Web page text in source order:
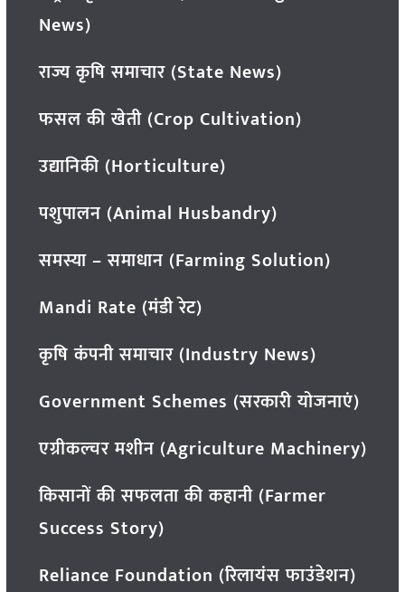
News)
राज्य कृषि समाचार (State News)
फसल की खेती (Crop Cultivation)
उद्यानिकी (Horticulture)
पशुपालन (Animal Husbandry)
समस्या – समाधान (Farming Solution)
Mandi Rate (मंडी रेट)
कृषि कंपनी समाचार (Industry News)
Government Schemes (सरकारी योजनाएं)
एग्रीकल्चर मशीन (Agriculture Machinery)
किसानों की सफलता की कहानी (Farmer
Success Story)
Reliance Foundation (रिलायंस फाउंडेशन)